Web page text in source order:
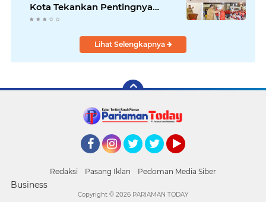
Kota Tekankan Pentingnya
Disiplin
Lihat Selengkapnya
Redaksi Pasang Iklan Pedoman Media Siber
Business
Copyright © 2026 PARIAMAN TODAY